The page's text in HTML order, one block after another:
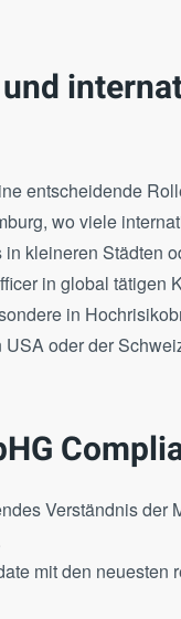
entscheidende
wo viele
kleineren Städten
in global tätigen
in
oder der
Verständnis der
mit den neuesten